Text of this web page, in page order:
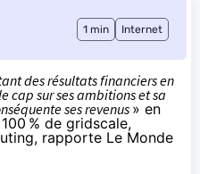
1 min Internet
des résultats financiers en
cap sur ses ambitions et sa
ses revenus » en
% de gridscale,
rapporte Le Monde